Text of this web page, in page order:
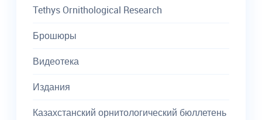
Tethys Ornithological Research
Брошюры
Видеотека
Издания
Казахстанский орнитологический бюллетень